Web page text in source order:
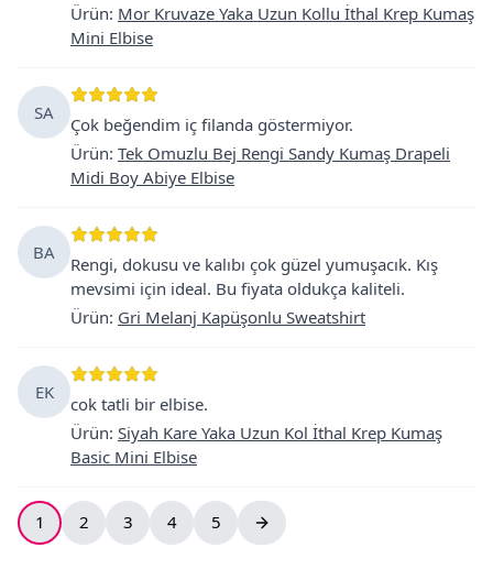
Ürün: Mor Kruvaze Yaka Uzun Kollu İthal Krep Kumaş
Mini Elbise
SA
Çok beğendim iç filanda göstermiyor.
Ürün: Tek Omuzlu Bej Rengi Sandy Kumaş Drapeli
Midi Boy Abiye Elbise
BA
Rengi, dokusu ve kalıbı çok güzel yumuşacık. Kış
mevsimi için ideal. Bu fiyata oldukça kaliteli.
Ürün: Gri Melanj Kapüşonlu Sweatshirt
EK
cok tatli bir elbise.
Ürün: Siyah Kare Yaka Uzun Kol İthal Krep Kumaş
Basic Mini Elbise
1 2 3 4 5